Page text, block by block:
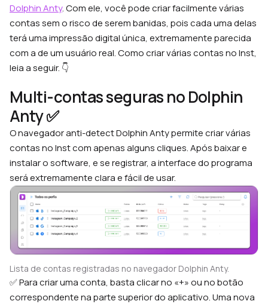
Dolphin Anty. Com ele, você pode criar facilmente várias
contas sem o risco de serem banidas, pois cada uma delas
terá uma impressão digital única, extremamente parecida
com a de um usuário real. Como criar várias contas no Inst,
leia a seguir. 👇
Multi-contas seguras no Dolphin
Anty ✅
O navegador anti-detect Dolphin Anty permite criar várias
contas no Inst com apenas alguns cliques. Após baixar e
instalar o software, e se registrar, a interface do programa
será extremamente clara e fácil de usar.
Lista de contas registradas no navegador Dolphin Anty.
✅ Para criar uma conta, basta clicar no «+» ou no botão
correspondente na parte superior do aplicativo. Uma nova